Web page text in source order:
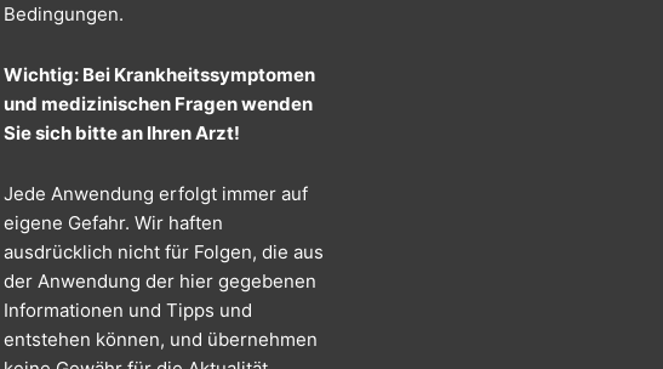
Bedingungen.
Wichtig: Bei Krankheitssymptomen
und medizinischen Fragen wenden
Sie sich bitte an Ihren Arzt!
Jede Anwendung erfolgt immer auf
eigene Gefahr. Wir haften
ausdrücklich nicht für Folgen, die aus
der Anwendung der hier gegebenen
Informationen und Tipps und
entstehen können, und übernehmen